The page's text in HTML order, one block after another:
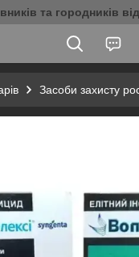
та городників
Засоби захисту